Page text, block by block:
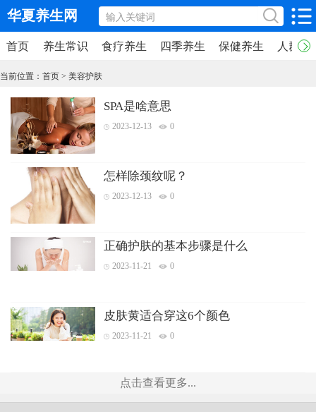
华夏养生网
首页 养生常识 食疗养生 四季养生 保健养生 人群养
当前位置： 首页 > 美容护肤
SPA是啥意思
2023-12-13 0
怎样除颈纹呢？
2023-12-13 0
正确护肤的基本步骤是什么
2023-11-21 0
皮肤黄适合穿这6个颜色
2023-11-21 0
点击查看更多...